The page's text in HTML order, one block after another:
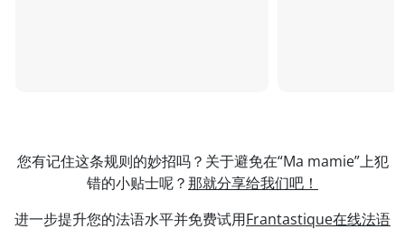
您有记住这条规则的妙招吗？关于避免在“Ma mamie”上犯
错的小贴士呢？那就分享给我们吧！
进一步提升您的法语水平并免费试用Frantastique在线法语